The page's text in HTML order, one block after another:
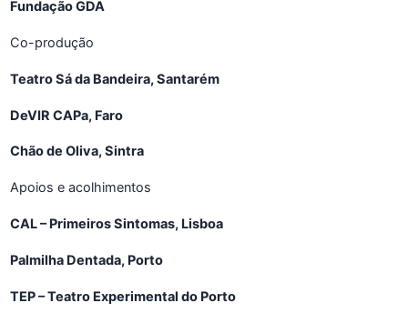
Fundação GDA
Co-produção
Teatro Sá da Bandeira, Santarém
DeVIR CAPa, Faro
Chão de Oliva, Sintra
Apoios e acolhimentos
CAL – Primeiros Sintomas, Lisboa
Palmilha Dentada, Porto
TEP – Teatro Experimental do Porto